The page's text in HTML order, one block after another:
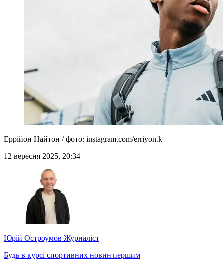
Еррійон Найтон / фото: instagram.com/erriyon.k
12 вересня 2025, 20:34
Юрій Остроумов Журналіст
Будь в курсі спортивних новин першим